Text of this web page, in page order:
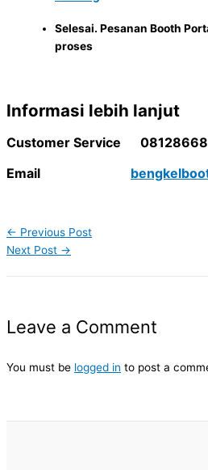
Selesai. Pesanan Booth
proses
Informasi lebih lanjut
Customer Service
Email
← Previous Post
Next Post →
Leave a Comment
You must be logged in to post a